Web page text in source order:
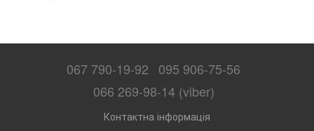
067 790-19-92
095 906-75-56
066 269-98-14 (viber)
Контактна інформація